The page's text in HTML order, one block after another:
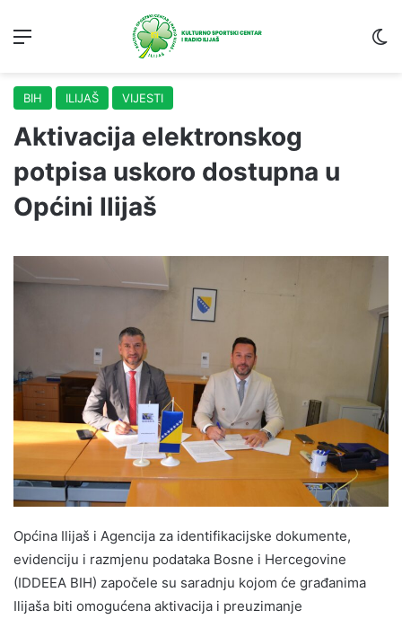
BIH ILIJAŠ VIJESTI
Aktivacija elektronskog
potpisa uskoro dostupna u
Općini Ilijaš
Općina Ilijaš i Agencija za identifikacijske dokumente,
evidenciju i razmjenu podataka Bosne i Hercegovine
(IDDEEA BIH) započele su saradnju kojom će građanima
Ilijaša biti omogućena aktivacija i preuzimanje